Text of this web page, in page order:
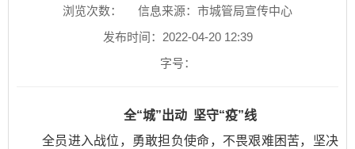
浏览次数：
信息来源：市城管局宣传中心
发布时间：2022-04-20 12:39
字号：
全“城”出动 坚守“疫”线
全员进入战位，勇敢担负使命，不畏艰难困苦，坚决